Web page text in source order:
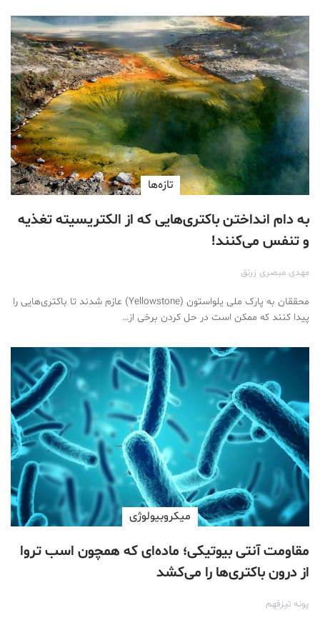
تازه‌ها
به دام انداختن باکتری‌هایی که از الکتریسیته تغذیه
و تنفس می‌کنند!
مهدی مبصری زرنق
محققان به پارک ملی یلواستون (Yellowstone) عازم شدند تا باکتری‌هایی را
پیدا کنند که ممکن است در حل کردن برخی از…
ميكروبيولوژی
مقاومت آنتی بیوتیکی؛ ماده‌ای که همچون اسب تروا
از درون باکتری‌ها را می‌کشد
پونه تیزفهم